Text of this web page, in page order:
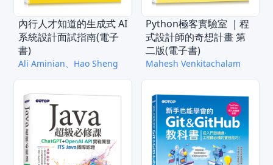
內行人才知道的生成式 AI
系統設計面試指南(電子
書)
Ali Aminian、Hao Sheng
Python極客實驗室 ｜程
式設計師的奇想計畫 第
二版(電子書)
Mahesh Venkitachalam